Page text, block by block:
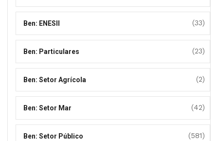
Ben: ENESII (33)
Ben: Particulares (23)
Ben: Setor Agrícola (2)
Ben: Setor Mar (42)
Ben: Setor Público (581)